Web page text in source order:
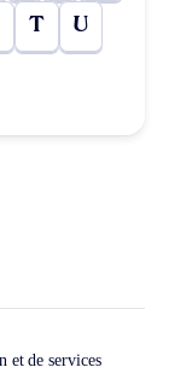
T U
et de services